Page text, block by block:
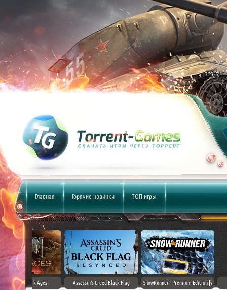
Главная Горячие новинки ТОП игры
Flag
SnowRunner - Premium Edition [v
Forza Horizon 6 (2026) Death Stranding